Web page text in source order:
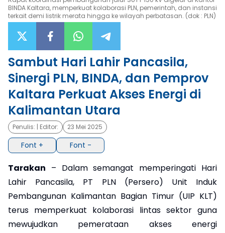
×
BINDA Kaltara, memperkuat kolaborasi PLN, pemerintah, dan instansi
terkait demi listrik merata hingga ke wilayah perbatasan. (dok : PLN)
Sambut Hari Lahir Pancasila,
Sinergi PLN, BINDA, dan Pemprov
Kaltara Perkuat Akses Energi di
Kalimantan Utara
Penulis: | Editor: 23 Mei 2025
Font + Font -
Tarakan – Dalam semangat memperingati Hari
Lahir Pancasila, PT PLN (Persero) Unit Induk
Pembangunan Kalimantan Bagian Timur (UIP KLT)
terus memperkuat kolaborasi lintas sektor guna
mewujudkan pemerataan akses energi